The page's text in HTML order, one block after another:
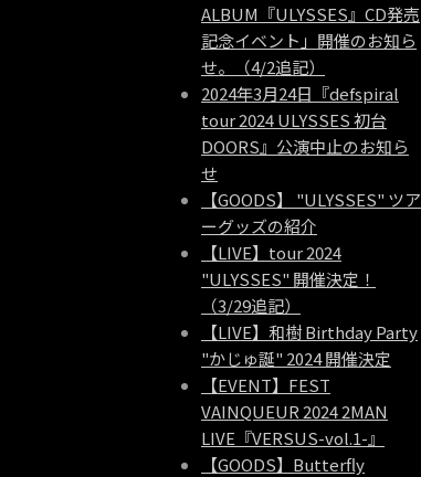
ALBUM『ULYSSES』CD発売
記念イベント」開催のお知ら
せ。（4/2追記）
2024年3月24日『defspiral
tour 2024 ULYSSES 初台
DOORS』公演中止のお知ら
せ
【GOODS】 "ULYSSES" ツア
ーグッズの紹介
【LIVE】tour 2024
"ULYSSES" 開催決定！
（3/29追記）
【LIVE】和樹 Birthday Party
"かじゅ誕" 2024 開催決定
【EVENT】FEST
VAINQUEUR 2024 2MAN
LIVE『VERSUS-vol.1-』
【GOODS】Butterfly